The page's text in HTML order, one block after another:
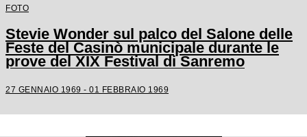
FOTO
Stevie Wonder sul palco del Salone delle
Feste del Casinò municipale durante le
prove del XIX Festival di Sanremo
27 GENNAIO 1969 - 01 FEBBRAIO 1969